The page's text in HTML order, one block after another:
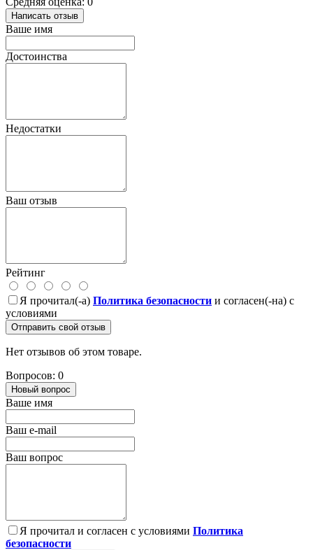
Написать отзыв
Ваше имя
Достоинства
Недостатки
Ваш отзыв
Рейтинг
Я прочитал(-а) Политика безопасности и согласен(-на) с
условиями
Отправить свой отзыв
Нет отзывов об этом товаре.
Вопросов: 0
Новый вопрос
Ваше имя
Ваш e-mail
Ваш вопрос
Я прочитал и согласен с условиями Политика
безопасности